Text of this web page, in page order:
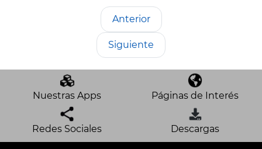
Anterior
Siguiente
Nuestras Apps Páginas de Interés
Redes Sociales Descargas